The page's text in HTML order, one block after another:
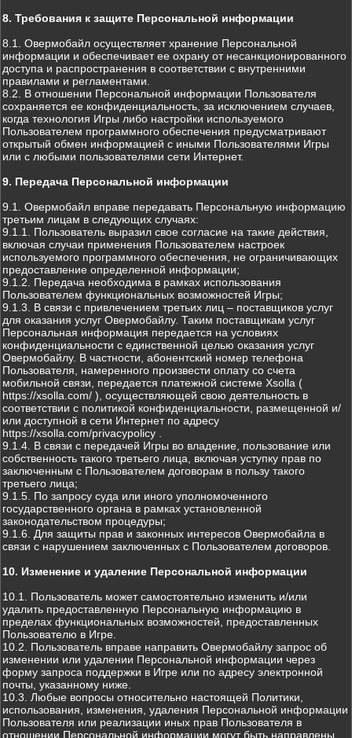
8. Требования к защите Персональной информации
8.1. Овермобайл осуществляет хранение Персональной
информации и обеспечивает ее охрану от несанкционированного
доступа и распространения в соответствии с внутренними
правилами и регламентами.
8.2. В отношении Персональной информации Пользователя
сохраняется ее конфиденциальность, за исключением случаев,
когда технология Игры либо настройки используемого
Пользователем программного обеспечения предусматривают
открытый обмен информацией с иными Пользователями Игры
или с любыми пользователями сети Интернет.
9. Передача Персональной информации
9.1. Овермобайл вправе передавать Персональную информацию
третьим лицам в следующих случаях:
9.1.1. Пользователь выразил свое согласие на такие действия,
включая случаи применения Пользователем настроек
используемого программного обеспечения, не ограничивающих
предоставление определенной информации;
9.1.2. Передача необходима в рамках использования
Пользователем функциональных возможностей Игры;
9.1.3. В связи с привлечением третьих лиц – поставщиков услуг
для оказания услуг Овермобайлу. Таким поставщикам услуг
Персональная информация передается на условиях
конфиденциальности с единственной целью оказания услуг
Овермобайлу. В частности, абонентский номер телефона
Пользователя, намеренного произвести оплату со счета
мобильной связи, передается платежной системе Xsolla (
https://xsolla.com/ ), осуществляющей свою деятельность в
соответствии с политикой конфиденциальности, размещенной и/
или доступной в сети Интернет по адресу
https://xsolla.com/privacypolicy .
9.1.4. В связи с передачей Игры во владение, пользование или
собственность такого третьего лица, включая уступку прав по
заключенным с Пользователем договорам в пользу такого
третьего лица;
9.1.5. По запросу суда или иного уполномоченного
государственного органа в рамках установленной
законодательством процедуры;
9.1.6. Для защиты прав и законных интересов Овермобайла в
связи с нарушением заключенных с Пользователем договоров.
10. Изменение и удаление Персональной информации
10.1. Пользователь может самостоятельно изменить и/или
удалить предоставленную Персональную информацию в
пределах функциональных возможностей, предоставленных
Пользователю в Игре.
10.2. Пользователь вправе направить Овермобайлу запрос об
изменении или удалении Персональной информации через
форму запроса поддержки в Игре или по адресу электронной
почты, указанному ниже.
10.3. Любые вопросы относительно настоящей Политики,
использования, изменения, удаления Персональной информации
Пользователя или реализации иных прав Пользователя в
отношении Персональной информации могут быть направлены